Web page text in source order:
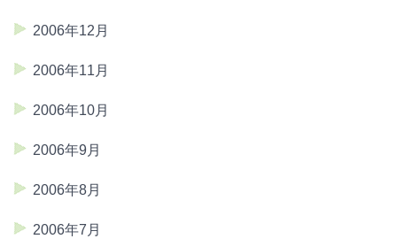
2006年12月
2006年11月
2006年10月
2006年9月
2006年8月
2006年7月